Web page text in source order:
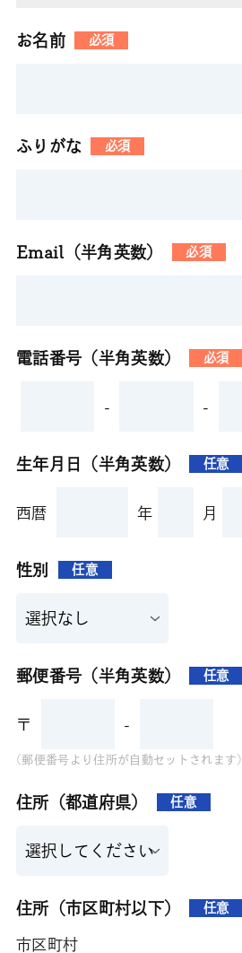
お名前 必須
ふりがな 必須
Email（半角英数） 必須
電話番号（半角英数） 必須
- -
生年月日（半角英数） 任意
西暦 年 月
性別 任意
郵便番号（半角英数） 任意
〒 -
(郵便番号より住所が自動セットされます)
住所（都道府県） 任意
住所（市区町村以下） 任意
市区町村